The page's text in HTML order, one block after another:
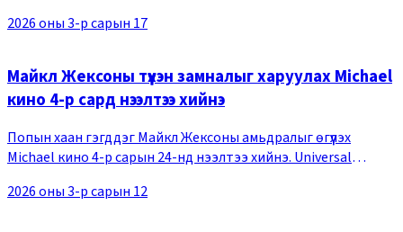
2026 оны 3-р сарын 17
Майкл Жексоны түүхэн замналыг харуулах Michael
кино 4-р сард нээлтээ хийнэ
Попын хаан гэгддэг Майкл Жексоны амьдралыг өгүүлэх
Michael кино 4-р сарын 24-нд нээлтээ хийнэ. Universal
тизер трэйлерийг олонд дэлгэжээ.Майкл Ж
2026 оны 3-р сарын 12